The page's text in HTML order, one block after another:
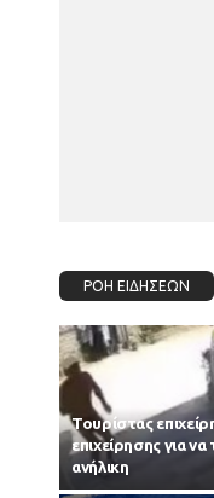
ΡΟΗ ΕΙΔΗΣΕΩΝ
Τουρίστας
επιχείρησης για
ανήλικη